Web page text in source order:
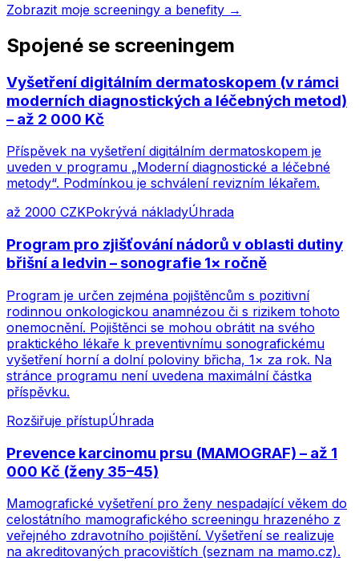
Zobrazit moje screeningy a benefity →
Spojené se screeningem
Vyšetření digitálním dermatoskopem (v rámci
moderních diagnostických a léčebných metod)
– až 2 000 Kč
Příspěvek na vyšetření digitálním dermatoskopem je
uveden v programu „Moderní diagnostické a léčebné
metody“. Podmínkou je schválení revizním lékařem.
až 2000 CZKPokrývá nákladyÚhrada
Program pro zjišťování nádorů v oblasti dutiny
břišní a ledvin – sonografie 1× ročně
Program je určen zejména pojištěncům s pozitivní
rodinnou onkologickou anamnézou či s rizikem tohoto
onemocnění. Pojištěnci se mohou obrátit na svého
praktického lékaře k preventivnímu sonografickému
vyšetření horní a dolní poloviny břicha, 1× za rok. Na
stránce programu není uvedena maximální částka
příspěvku.
Rozšiřuje přístupÚhrada
Prevence karcinomu prsu (MAMOGRAF) – až 1
000 Kč (ženy 35–45)
Mamografické vyšetření pro ženy nespadající věkem do
celostátního mamografického screeningu hrazeného z
veřejného zdravotního pojištění. Vyšetření se realizuje
na akreditovaných pracovištích (seznam na mamo.cz).